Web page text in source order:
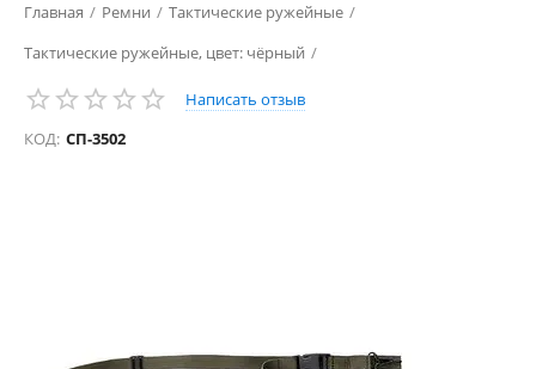
Главная / Ремни / Тактические ружейные /
Тактические ружейные, цвет: чёрный /
Написать отзыв
КОД: СП-3502